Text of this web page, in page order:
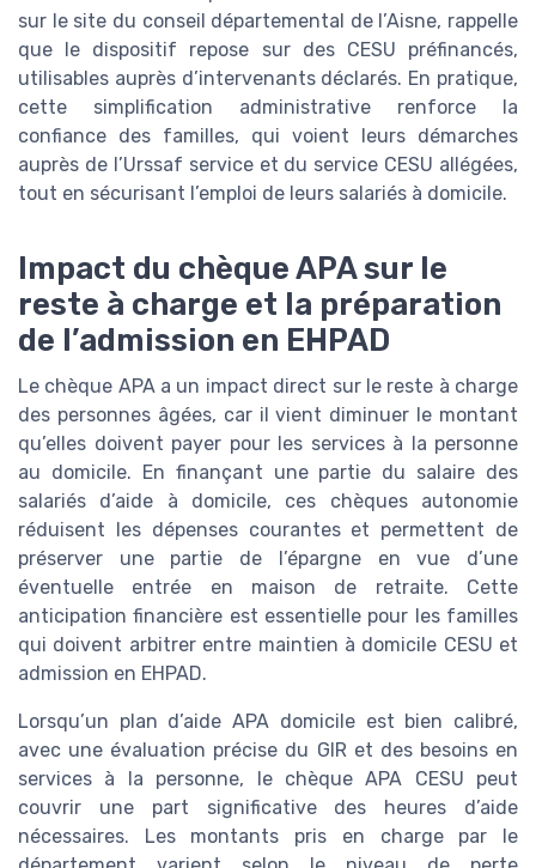
sur le site du conseil départemental de l’Aisne, rappelle
que le dispositif repose sur des CESU préfinancés,
utilisables auprès d’intervenants déclarés. En pratique,
cette simplification administrative renforce la
confiance des familles, qui voient leurs démarches
auprès de l’Urssaf service et du service CESU allégées,
tout en sécurisant l’emploi de leurs salariés à domicile.
Impact du chèque APA sur le
reste à charge et la préparation
de l’admission en EHPAD
Le chèque APA a un impact direct sur le reste à charge
des personnes âgées, car il vient diminuer le montant
qu’elles doivent payer pour les services à la personne
au domicile. En finançant une partie du salaire des
salariés d’aide à domicile, ces chèques autonomie
réduisent les dépenses courantes et permettent de
préserver une partie de l’épargne en vue d’une
éventuelle entrée en maison de retraite. Cette
anticipation financière est essentielle pour les familles
qui doivent arbitrer entre maintien à domicile CESU et
admission en EHPAD.
Lorsqu’un plan d’aide APA domicile est bien calibré,
avec une évaluation précise du GIR et des besoins en
services à la personne, le chèque APA CESU peut
couvrir une part significative des heures d’aide
nécessaires. Les montants pris en charge par le